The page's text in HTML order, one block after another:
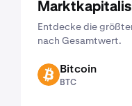
Entdecke die
nach Gesamtwert.
BTC Bitcoin
BTC